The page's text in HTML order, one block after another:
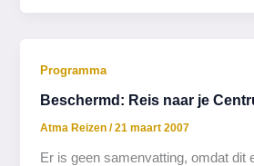
Programma
Beschermd: Reis naar je
Atma Reizen/21 maart 2007
Er is geen samenvatting, omdat dit